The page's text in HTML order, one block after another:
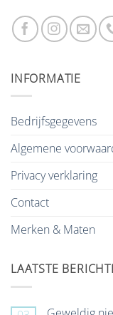
INFORMATIE
Bedrijfsgegevens
Algemene
Privacy verklaring
Contact
Merken & Maten
LAATSTE